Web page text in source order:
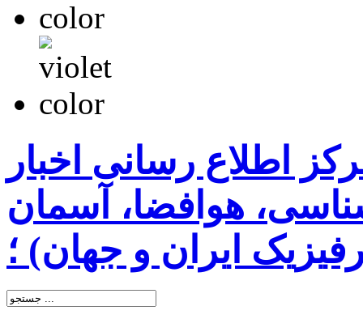
اطلاع رسانی اخبار
هوافضا، آسمان
ایران و جهان) ؛